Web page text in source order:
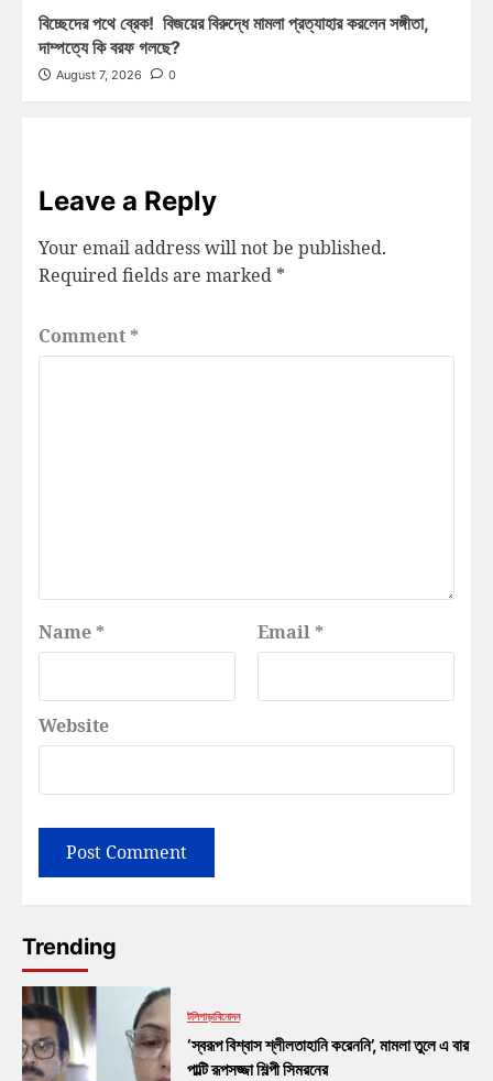
বিচ্ছেদের পথে ব্রেক! বিজয়ের বিরুদ্ধে মামলা প্রত্যাহার করলেন সঙ্গীতা,
দাম্পত্যে কি বরফ গলছে?
August 7, 2026 0
Leave a Reply
Your email address will not be published.
Required fields are marked *
Comment *
Name * Email *
Website
Trending
টলিপাড়াবিনোদন
‘স্বরূপ বিশ্বাস শ্লীলতাহানি করেননি’, মামলা তুলে এ বার
পাল্টি রূপসজ্জা শিল্পী সিমরনের